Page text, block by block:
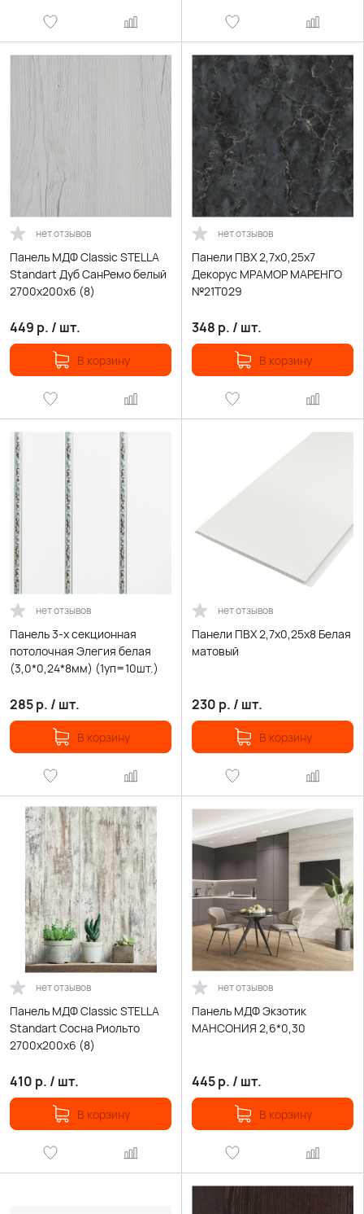
нет отзывов
Панель МДФ Classic STELLA
Standart Дуб СанРемо белый
2700х200х6 (8)
449 р. / шт.
В корзину
нет отзывов
Панели ПВХ 2,7х0,25х7
Декорус МРАМОР МАРЕНГО
№21Т029
348 р. / шт.
В корзину
нет отзывов
Панель 3-х секционная
потолочная Элегия белая
(3,0*0,24*8мм) (1уп=10шт.)
285р. / шт.
В корзину
нет отзывов
Панели ПВХ 2,7х0,25х8 Белая
матовый
230 р. / шт.
В корзину
нет отзывов
Панель МДФ Classic STELLA
Standart Сосна Риольто
2700х200х6 (8)
410 р. / шт.
В корзину
нет отзывов
Панель МДФ Экзотик
МАНСОНИЯ 2,6*0,30
445р. / шт.
В корзину